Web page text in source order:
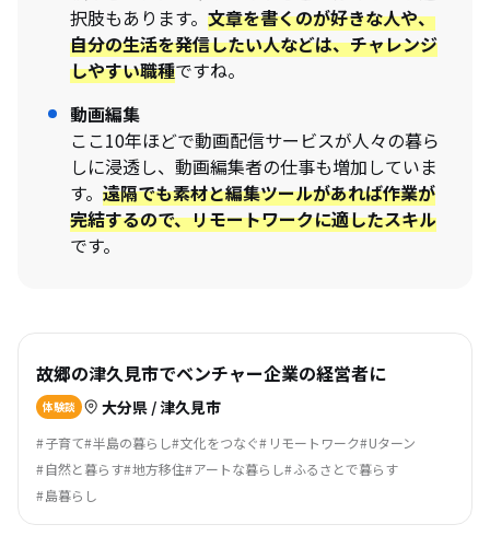
択肢もあります。 文章を書くのが好きな人や、
自分の生活を発信したい人などは、チャレンジ
しやすい職種ですね。
動画編集
ここ10年ほどで動画配信サービスが人々の暮ら
しに浸透し、動画編集者の仕事も増加していま
す。 遠隔でも素材と編集ツールがあれば作業が
完結するので、リモートワークに適したスキル
です。
故郷の津久見市でベンチャー企業の経営者に
体験談 大分県 / 津久見市
子育て 半島の暮らし 文化をつなぐ リモートワーク Uターン
自然と暮らす 地方移住 アートな暮らし ふるさとで暮らす
島暮らし